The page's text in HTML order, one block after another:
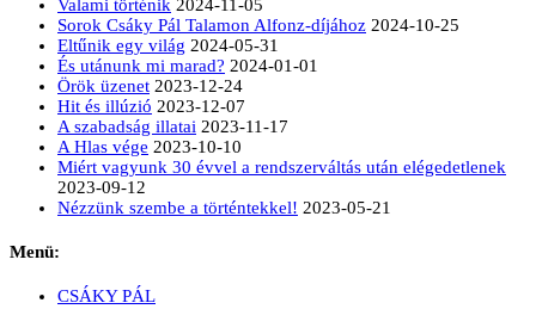
Valami történik 2024-11-05
Sorok Csáky Pál Talamon Alfonz-díjához 2024-10-25
Eltűnik egy világ 2024-05-31
És utánunk mi marad? 2024-01-01
Örök üzenet 2023-12-24
Hit és illúzió 2023-12-07
A szabadság illatai 2023-11-17
A Hlas vége 2023-10-10
Miért vagyunk 30 évvel a rendszerváltás után elégedetlenek
2023-09-12
Nézzünk szembe a történtekkel! 2023-05-21
Menü:
CSÁKY PÁL